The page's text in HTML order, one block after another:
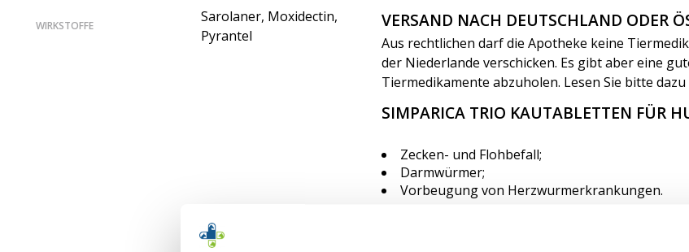
WIRKSTOFFE
Sarolaner, Moxidectin,
Pyrantel
VERSAND NACH DEUTSCHLAND ODER
Aus rechtlichen darf die Apotheke keine
der Niederlande verschicken. Es gibt aber eine
Tiermedikamente abzuholen. Lesen Sie bitte
SIMPARICA TRIO KAUTABLETTEN FÜR
Zecken- und Flohbefall;
Darmwürmer;
Vorbeugung von Herzwurmerkrankungen.